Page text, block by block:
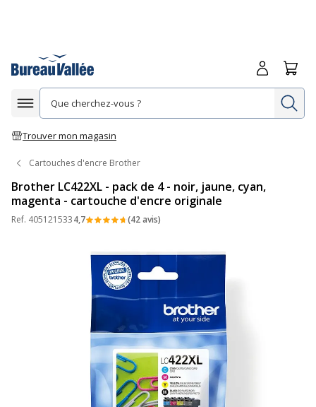
Afficher la navigation
Trouver mon magasin
Me
Cartouches d'encre Brother
Brother LC422XL - pack de 4 - noir, jaune, cyan,
magenta - cartouche d'encre originale
Ref. 4051215334,7 (42 avis)